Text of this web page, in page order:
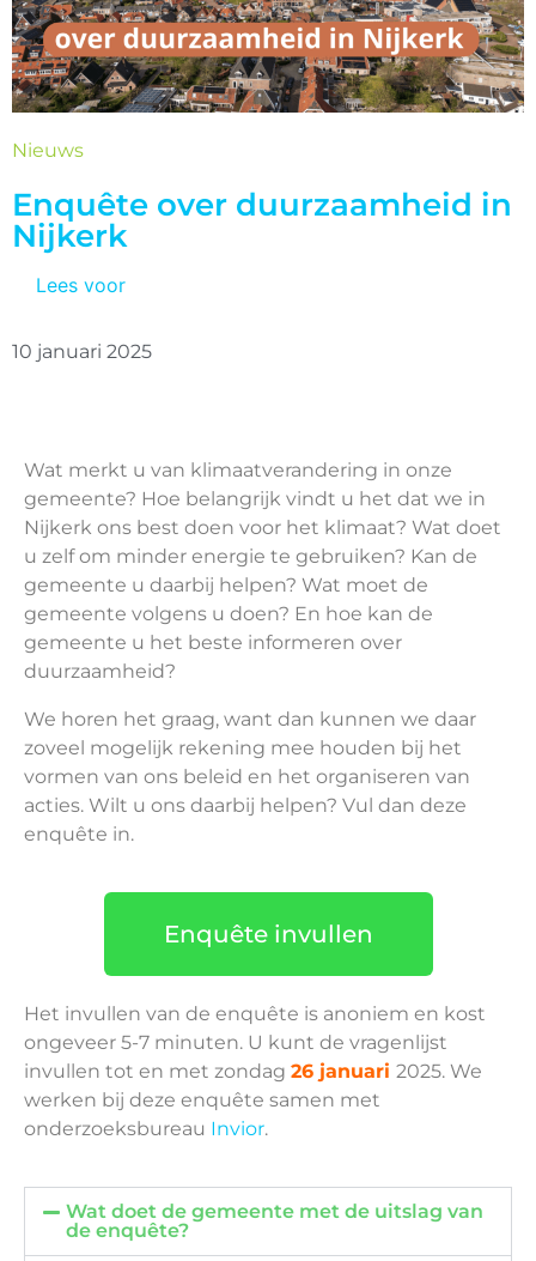
Nieuws
Enquête over duurzaamheid in
Nijkerk
Lees voor
10 januari 2025
Wat merkt u van klimaatverandering in onze
gemeente? Hoe belangrijk vindt u het dat we in
Nijkerk ons best doen voor het klimaat? Wat doet
u zelf om minder energie te gebruiken? Kan de
gemeente u daarbij helpen? Wat moet de
gemeente volgens u doen? En hoe kan de
gemeente u het beste informeren over
duurzaamheid?
We horen het graag, want dan kunnen we daar
zoveel mogelijk rekening mee houden bij het
vormen van ons beleid en het organiseren van
acties. Wilt u ons daarbij helpen? Vul dan deze
enquête in.
Enquête invullen
Het invullen van de enquête is anoniem en kost
ongeveer 5-7 minuten. U kunt de vragenlijst
invullen tot en met zondag 26 januari 2025. We
werken bij deze enquête samen met
onderzoeksbureau Invior.
Wat doet de gemeente met de uitslag van
de enquête?